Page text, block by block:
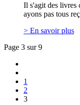
Il s'agit des livres
ayons pas tous
> En savoir plus
Page 3 sur 9
1
2
3